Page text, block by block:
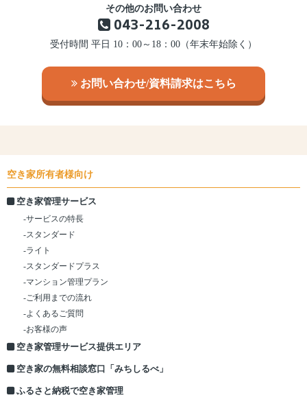
その他のお問い合わせ
043-216-2008
受付時間 平日 10：00～18：00（年末年始除く）
お問い合わせ/資料請求はこちら
空き家所有者様向け
空き家管理サービス
-サービスの特長
-スタンダード
-ライト
-スタンダードプラス
-マンション管理プラン
-ご利用までの流れ
-よくあるご質問
-お客様の声
空き家管理サービス提供エリア
空き家の無料相談窓口「みちしるべ」
ふるさと納税で空き家管理